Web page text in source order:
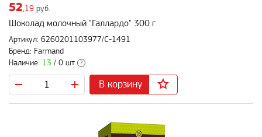
52,19 руб.
Шоколад молочный "Галлардо" 300 г
Артикул: 6260201103977/С-1491
Бренд: Farmand
Наличие: 13 / 0 шт ?
В корзину